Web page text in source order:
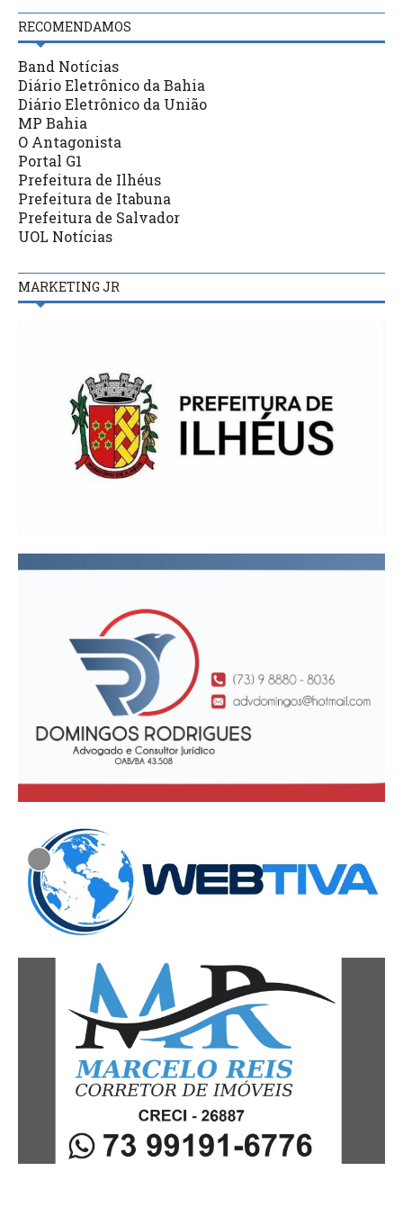
RECOMENDAMOS
Band Notícias
Diário Eletrônico da Bahia
Diário Eletrônico da União
MP Bahia
O Antagonista
Portal G1
Prefeitura de Ilhéus
Prefeitura de Itabuna
Prefeitura de Salvador
UOL Notícias
MARKETING JR